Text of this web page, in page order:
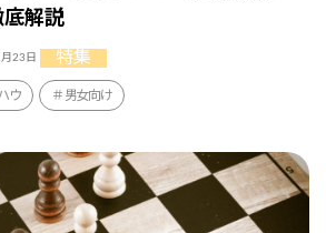
底解説
23日 特集
ウ 男女向け